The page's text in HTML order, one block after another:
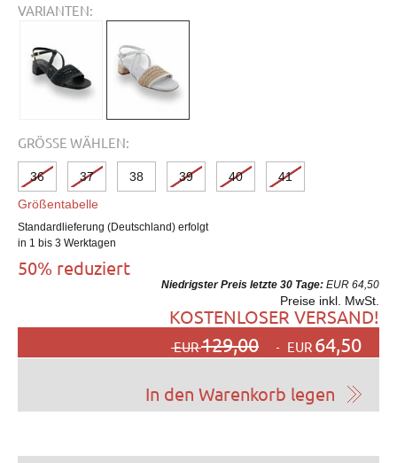
VARIANTEN:
GRÖSSE WÄHLEN:
36 37 38 39 40
41
Größentabelle
Standardlieferung (Deutschland) erfolgt
in 1 bis 3 Werktagen
50% reduziert
Niedrigster Preis letzte 30 Tage: EUR 64,50
Preise inkl. MwSt.
KOSTENLOSER VERSAND!
EUR129,00 EUR 64,50